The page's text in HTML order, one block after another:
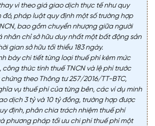
vì theo giá giao dịch thực tế như quy
đó, pháp luật quy định một số trường hợp
bao gồm chuyển nhượng giữa người
nhân chỉ sở hữu duy nhất một bất động sản
gian sở hữu tối thiểu 183 ngày.
bày chi tiết từng loại thuế phí kèm mức
công thức tính thuế TNCN và lệ phí trước
theo Thông tư 257/2016/TT-BTC,
vụ thuế phí của từng bên, các ví dụ minh
dịch 3 tỷ và 10 tỷ đồng, trường hợp được
định, phân chia trách nhiệm thuế phí
phương pháp tối ưu chi phí thuế phí một